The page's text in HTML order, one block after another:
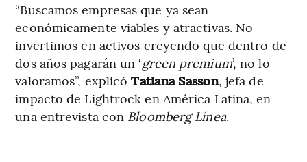
“Buscamos empresas que ya sean
económicamente viables y atractivas. No
invertimos en activos creyendo que dentro de
dos años pagarán un ‘green premium’, no lo
valoramos”, explicóTatiana Sasson, jefa de
impacto de Lightrock en América Latina, en
una entrevista con Bloomberg Línea.